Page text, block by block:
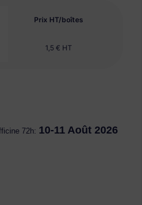
Prix HT/boîtes
1,5 € HT
72h: 10-11 Août 2026